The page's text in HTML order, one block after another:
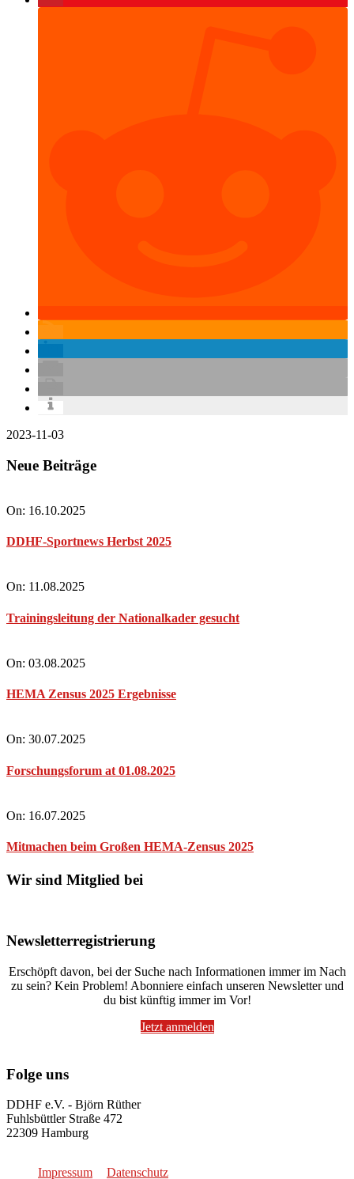
2023-11-03
Neue Beiträge
On: 16.10.2025
DDHF-Sportnews Herbst 2025
On: 11.08.2025
Trainingsleitung der Nationalkader gesucht
On: 03.08.2025
HEMA Zensus 2025 Ergebnisse
On: 30.07.2025
Forschungsforum at 01.08.2025
On: 16.07.2025
Mitmachen beim Großen HEMA-Zensus 2025
Wir sind Mitglied bei
Newsletterregistrierung
Erschöpft davon, bei der Suche nach Informationen immer im Nach
zu sein? Kein Problem! Abonniere einfach unseren Newsletter und
du bist künftig immer im Vor!
Jetzt anmelden
Folge uns
DDHF e.V. - Björn Rüther
Fuhlsbüttler Straße 472
22309 Hamburg
Impressum Datenschutz